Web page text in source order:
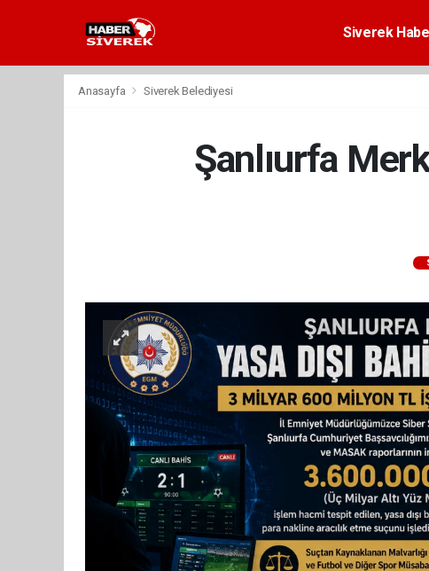
Siverek
Anasayfa Siverek Belediyesi
Şanlıurfa